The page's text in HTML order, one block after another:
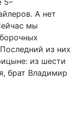
5–
А нет
мы
из них
из шести
брат Владимир